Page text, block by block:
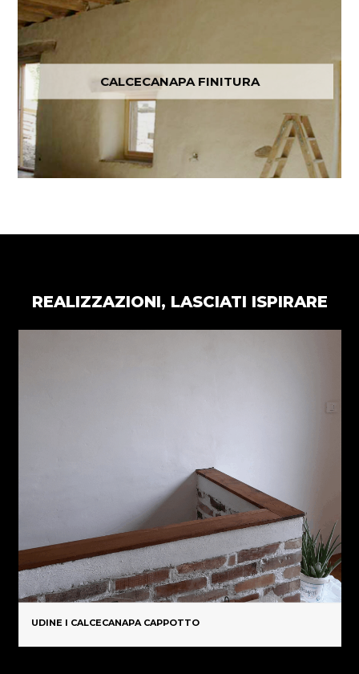
CALCECANAPA FINITURA
REALIZZAZIONI, LASCIATI ISPIRARE
UDINE I CALCECANAPA CAPPOTTO